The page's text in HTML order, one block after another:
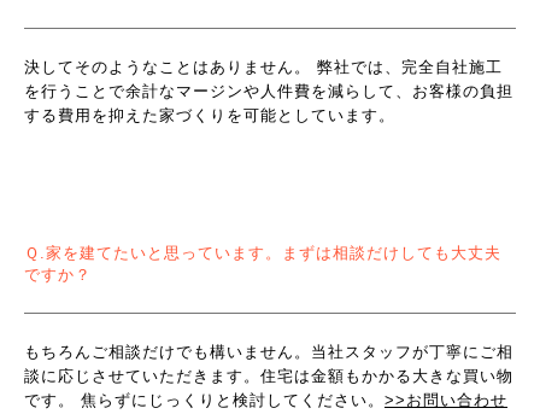
決してそのようなことはありません。 弊社では、完全自社施工
を行うことで余計なマージンや人件費を減らして、お客様の負担
する費用を抑えた家づくりを可能としています。
Ｑ.家を建てたいと思っています。まずは相談だけしても大丈夫
ですか？
もちろんご相談だけでも構いません。当社スタッフが丁寧にご相
談に応じさせていただきます。住宅は金額もかかる大きな買い物
です。 焦らずにじっくりと検討してください。 >>お問い合わせ